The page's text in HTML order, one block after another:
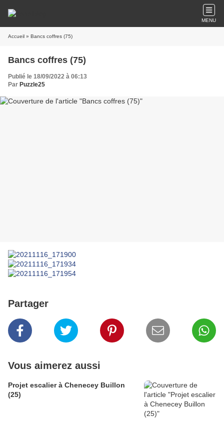
MENU
Accueil » Bancs coffres (75)
Bancs coffres (75)
Publié le 18/09/2022 à 06:13
Par Puzzle25
Partager
Vous aimerez aussi
Projet escalier à Chenecey Buillon
(25)